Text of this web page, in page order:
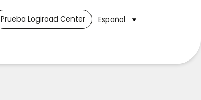
Prueba Logiroad Center Español